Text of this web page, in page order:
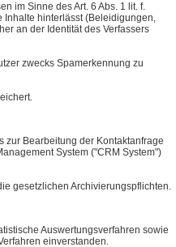
im Sinne des Art. 6 Abs. 1 lit. f.
Inhalte hinterlässt (Beleidigungen,
an der Identität des Verfassers
zwecks Spamerkennung zu
zur Bearbeitung der Kontaktanfrage
System ("CRM System")
gesetzlichen Archivierungspflichten.
Auswertungsverfahren sowie
einverstanden.